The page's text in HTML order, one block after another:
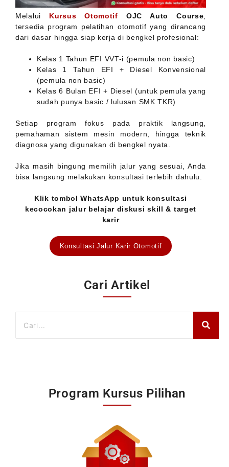
Melalui Kursus Otomotif OJC Auto Course
tersedia program pelatihan otomotif yang dirancang
dari dasar hingga siap kerja di bengkel profesional:
Kelas 1 Tahun EFI VVT-i (pemula non basic)
Kelas 1 Tahun EFI + Diesel Konvensional
(pemula non basic)
Kelas 6 Bulan EFI + Diesel (untuk pemula yang
sudah punya basic / lulusan SMK TKR)
Setiap program fokus pada praktik langsung,
pemahaman sistem mesin modern, hingga teknik
diagnosa yang digunakan di bengkel nyata.
Jika masih bingung memilih jalur yang sesuai, Anda
bisa langsung melakukan konsultasi terlebih dahulu.
Klik tombol WhatsApp untuk konsultasi
kecocokan jalur belajar diskusi skill & target
karir
Konsultasi Jalur Karir Otomotif
Cari Artikel
Program Kursus Pilihan